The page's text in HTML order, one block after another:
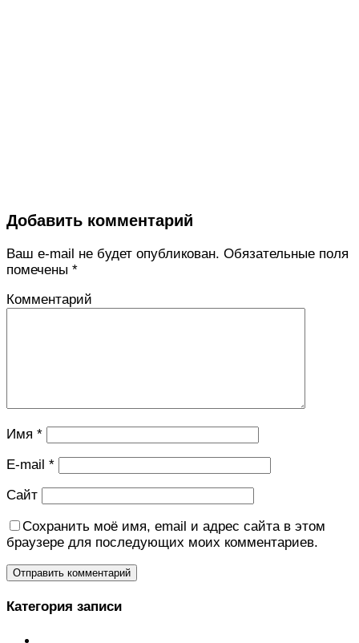
Добавить комментарий
Ваш e-mail не будет опубликован. Обязательные поля
помечены *
Комментарий
Имя *
E-mail *
Сайт
Сохранить моё имя, email и адрес сайта в этом
браузере для последующих моих комментариев.
Категория записи